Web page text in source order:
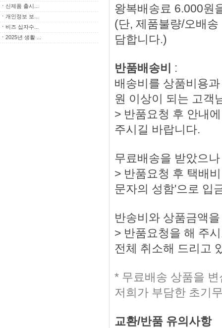
ㆍ 신제품 출시...
ㆍ 개인정보 보...
ㆍ 비즈 십자수...
ㆍ 2025년 생활 ...
왕복배송료 6.000원
(단, 제품불량/오배
담합니다.)
반품배송비
:
배송비를 상품비용
원 이상이 되는 고객
> 반품요청 후 안내
주시길 바랍니다.
무료배송을 받았으
> 반품요청 후 택배
문자의 성함'으로 입
반송비와 상품금액
> 반품요청을 해 주
전체 취소해 드리고
* 무료배송 상품을
저희가 부담한 초기
교환/반품 유의사항